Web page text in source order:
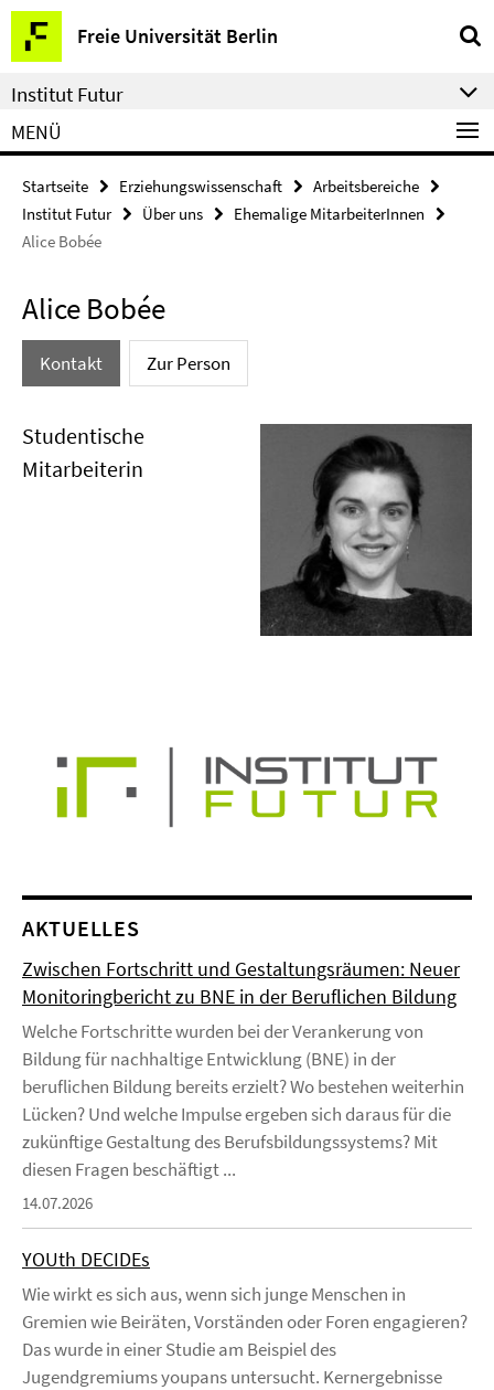
Springe
direkt
zu
Inhalt
Freie Universität Berlin
Service-
Navigation
Institut Futur
MENÜ
Startseite Erziehungswissenschaft
Arbeitsbereiche
Institut Futur
Über uns
Ehemalige MitarbeiterInnen
Alice Bobée
Alice Bobée
Kontakt Zur Person
Studentische
Mitarbeiterin
AKTUELLES
Zwischen Fortschritt und Gestaltungsräumen: Neuer
Monitoringbericht zu BNE in der Beruflichen Bildung
Welche Fortschritte wurden bei der Verankerung von
Bildung für nachhaltige Entwicklung (BNE) in der
beruflichen Bildung bereits erzielt? Wo bestehen weiterhin
Lücken? Und welche Impulse ergeben sich daraus für die
zukünftige Gestaltung des Berufsbildungssystems? Mit
diesen Fragen beschäftigt ...
14.07.2026
YOUth DECIDEs
Wie wirkt es sich aus, wenn sich junge Menschen in
Gremien wie Beiräten, Vorständen oder Foren engagieren?
Das wurde in einer Studie am Beispiel des
Jugendgremiums youpans untersucht. Kernergebnisse